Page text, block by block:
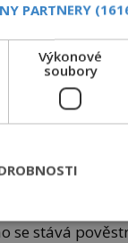
Creative
1800 u
francouzskou
ani ve
kulek vězí i
zvítězí.
a Rakušany
se stává
PARTNERY
Výkonové
soubory